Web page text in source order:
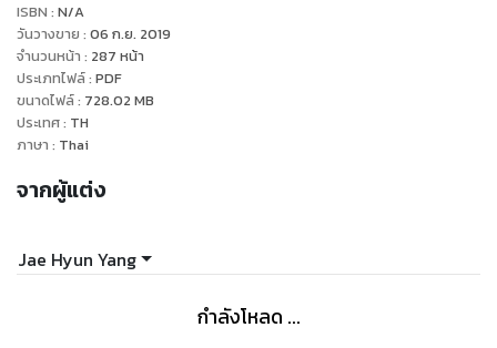
ISBN : N/A
วันวางขาย : 06 ก.ย. 2019
จำนวนหน้า : 287 หน้า
ประเภทไฟล์: PDF
ขนาดไฟล์: 728.02 MB
ประเทศ: TH
ภาษา : Thai
จากผู้แต่ง
Jae Hyun Yang
กำลังโหลด ...